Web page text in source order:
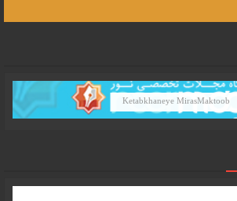
Ketabkhaneye MirasMaktoob